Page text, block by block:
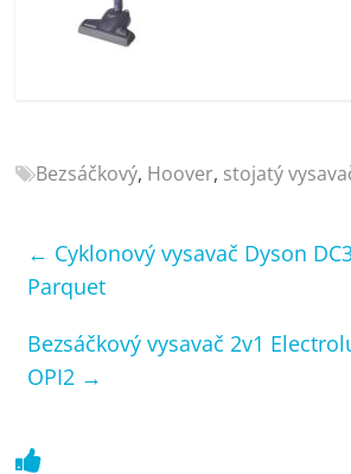
elektronika
pračky,
mobilní
telefony,
bazény
Bezsáčkový, Hoover, stojatý
← Cyklonový vysavač Dyson
Parquet
Bezsáčkový vysavač 2v1
OPI2 →